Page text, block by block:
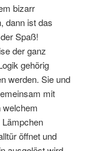
bizarr
dann ist das
Spaß!
der ganz
gehörig
werden. Sie und
mit
welchem
öffnet und